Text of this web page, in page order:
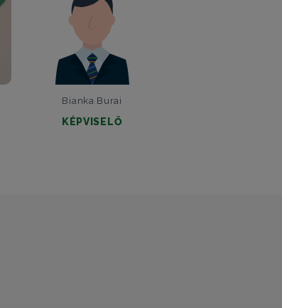
Bianka Burai
KÉPVISELŐ